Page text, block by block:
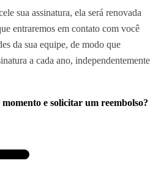
sua assinatura, ela será renovada
entraremos em contato com você
da sua equipe, de modo que
a cada ano, independentemente
e solicitar um reembolso?